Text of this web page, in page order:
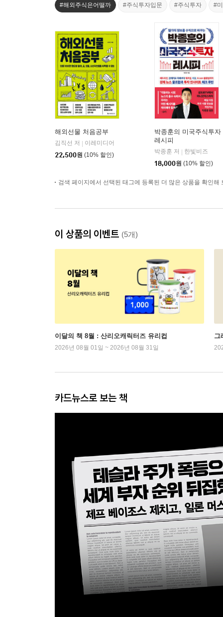
#해외주식은어떨까 #주식투자입문 #주식투자 #
해외선물 처음공부
김직선 저
이레미디어
22,500원 (10% 할인)
박종훈의 미국주식투자
레시피
박종훈 저
한빛비즈
18,000원 (10% 할인)
검색 페이지에서 선택된 태그에 등록된 더 많은 상품을 확인해
이 상품의 이벤트 (5개)
이달의 책 8월 : 산리오캐릭터즈 유리컵
2026년 08월 01일 ~ 2026년 08월 31일
그
카드뉴스로 보는 책